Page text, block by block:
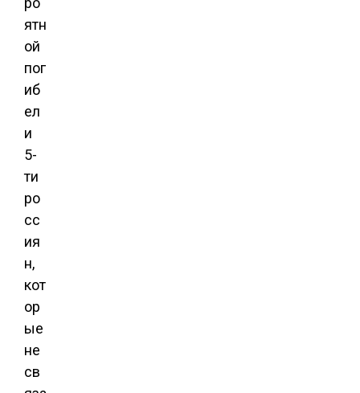
ятн
ой
пог
иб
ел
и
5-
ти
ро
сс
ия
н,
кот
ор
ые
не
св